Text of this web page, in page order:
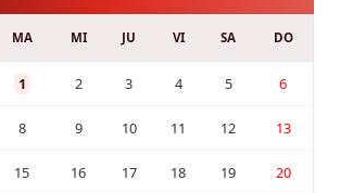
MA MI JU VI SA DO
1 2 3 4 5 6
8 9 10 11 12 13
15 16 17 18 19 20